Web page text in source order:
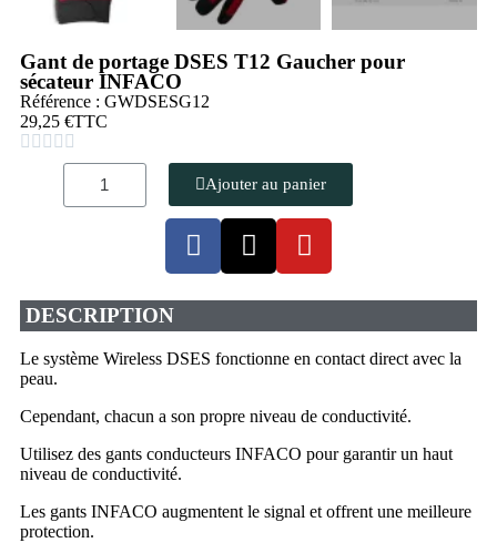
Gant de portage DSES T12 Gaucher pour
sécateur INFACO
Référence : GWDSESG12
29,25 €TTC
    
Ajouter au panier
DESCRIPTION
Le système Wireless DSES fonctionne en contact direct avec la
peau.
Cependant, chacun a son propre niveau de conductivité.
Utilisez des gants conducteurs INFACO pour garantir un haut
niveau de conductivité.
Les gants INFACO augmentent le signal et offrent une meilleure
protection.